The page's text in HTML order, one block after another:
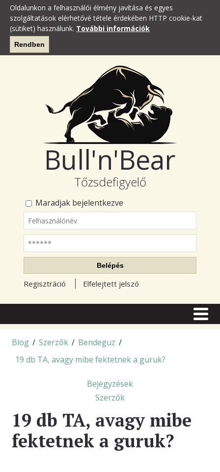
Oldalunkon a felhasználói élmény javítása és egyes
szolgáltatások elérhetővé tétele érdekében HTTP cookie-kat
(sütiket) használunk. További információk
Rendben
Bull'n'Bear
Tőzsdefigyelő
Maradjak bejelentkezve
Felhasználónév
Jelszó
Belépés
Regisztráció Elfelejtett jelszó
CIKKEK
TŐZSDE FÓRUM
BLOGOK
ELŐFIZETÉS
Blog / Szerzők / Bendeguz /
19 db TA, avagy mibe fektetnek a guruk?
Bejegyzések
Szerzők
19 db TA, avagy mibe
fektetnek a guruk?